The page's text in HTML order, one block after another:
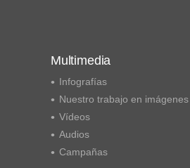
Multimedia
Infografías
Nuestro trabajo en imágenes
Vídeos
Audios
Campañas